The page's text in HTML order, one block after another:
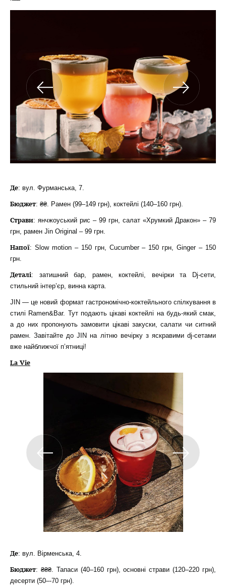
Де: вул. Фурманська, 7.
Бюджет: ₴₴. Рамен (99–149 грн), коктейлі (140–160 грн).
Страви: янчжоуський рис – 99 грн, салат «Хрумкий Дракон» – 79
грн, рамен Jin Original – 99 грн.
Напої: Slow motion – 150 грн, Cucumber – 150 грн, Ginger – 150
грн.
Деталі: затишний бар, рамен, коктейлі, вечірки та Dj-сети,
стильний інтер’єр, винна карта.
JIN — це новий формат гастрономічно-коктейльного спілкування в
стилі Ramen&Bar. Тут подають цікаві коктейлі на будь-який смак,
а до них пропонують замовити цікаві закуски, салати чи ситний
рамен. Завітайте до JIN на літню вечірку з яскравими dj-сетами
вже найближчої п’ятниці!
La Vie
Де: вул. Вірменська, 4.
Бюджет: ₴₴₴. Тапаси (40–160 грн), основні страви (120–220 грн),
десерти (50–-70 грн).